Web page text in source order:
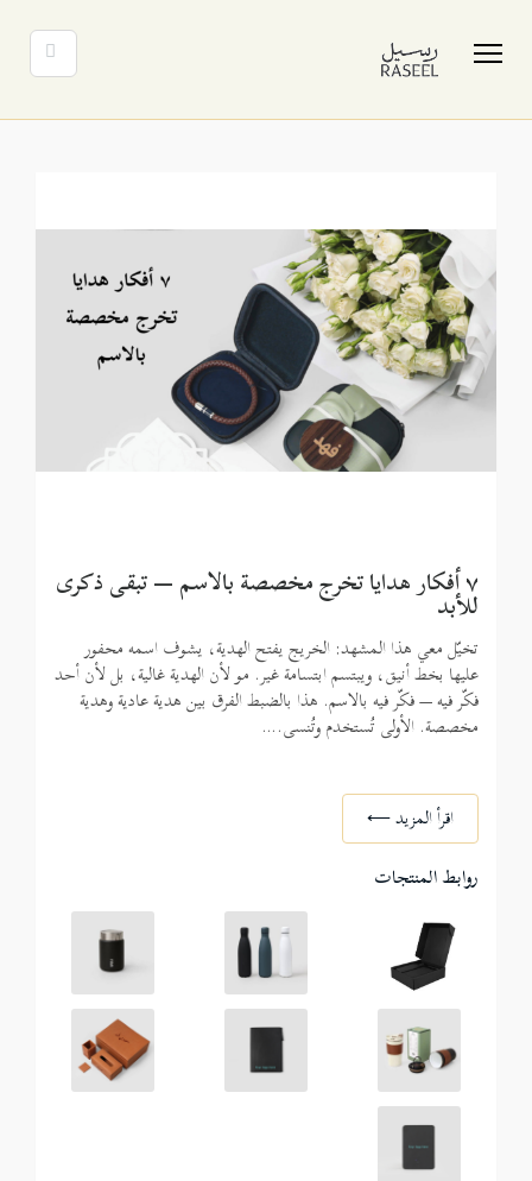
Toggle
navigation
٧ أفكار هدايا تخرج مخصصة بالاسم — تبقى ذكرى
للأبد
تخيّل معي هذا المشهد: الخريج يفتح الهدية، يشوف اسمه محفور
عليها بخط أنيق، ويبتسم ابتسامة غير. مو لأن الهدية غالية، بل لأن أحد
فكّر فيه — فكّر فيه بالاسم. هذا بالضبط الفرق بين هدية عادية وهدية
مخصصة. الأولى تُستخدم وتُنسى.…
اقرأ المزيد ⟵
روابط المنتجات